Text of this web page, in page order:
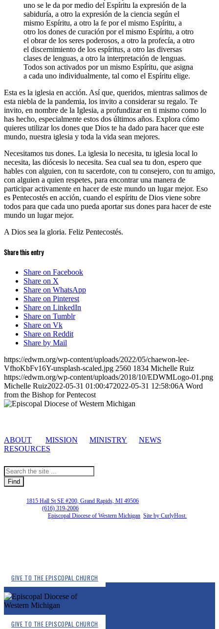
uno se le da por medio del Espíritu la expresión de la
sabiduría, a otro la expresión de la ciencia según el
mismo Espíritu, a otro la fe por el mismo Espíritu, a
otro los dones de curación por el mismo Espíritu, a otro
el obrar de los seres poderosos, a otro la profecía, a otro
el discernimiento de los espíritus, a otro las diversas
clases de lenguas, a otro la interpretación de lenguas.
Todos son activados por un mismo Espíritu, que asigna
a cada uno individualmente, tal como el Espíritu elige.
Esta es la iglesia en acción. Así que, queridos, mientras salimos de
esta niebla de la pandemia, los invito a considerar su regalo. Te
invito, en nombre de la Iglesia, a profundizar en ti mismo como lo
has hecho, especialmente estos dos últimos años. Explora cómo
quieres utilizar los dones que Dios te ha dado para hacer que este
mundo, nuestra iglesia y toda la vida sean mejores.
Necesitamos tus dones. La iglesia lo necesita, tu iglesia local lo
necesita, las diócesis lo necesita. Sea cual sea tu don, espero que
hables con alguien, con tu sacerdote, con tu consejero, con tu amigo,
con alguien a quien respetes, para encontrar una manera de
participar activamente en hacer de este mundo un lugar mejor. Eso
es Pentecostés en acción, cuando el espíritu de Dios viene sobre
todos para que cada uno pueda aportar sus dones para hacer de este
mundo un lugar mejor.
A Dios sea la gloria. Feliz Pentecostés.
Share this entry
Share on Facebook
Share on X
Share on WhatsApp
Share on Pinterest
Share on LinkedIn
Share on Tumblr
Share on Vk
Share on Reddit
Share by Mail
https://edwm.org/wp-content/uploads/2022/05/chaewon-lee-
VfhoKbFv16Y-unsplash-scaled.jpg 2560 1834 Michelle Ruiz
https://edwm.org/wp-content/uploads/2018/10/EDWMLogo-01.png
Michelle Ruiz2022-05-31 01:00:472022-05-31 12:58:06A Word
from the Bishop for Pentecost
ABOUT MISSION MINISTRY
NEWS
RESOURCES
1815 Hall St SE #200, Grand Rapids, MI 49506
(616) 319-2006
Episcopal Diocese of Western Michigan Site by CurlyHost.
GIVE TO THE EPISCOPAL CHURCH
GIVE TO THE EPISCOPAL CHURCH